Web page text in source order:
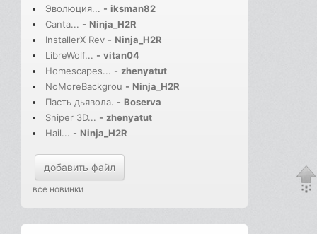
Эволюция... - iksman82
Canta... - Ninja_H2R
InstallerX Rev - Ninja_H2R
LibreWolf... - vitan04
Homescapes... - zhenyatut
NoMoreBackgrou - Ninja_H2R
Пасть дьявола. - Boserva
Sniper 3D... - zhenyatut
Hail... - Ninja_H2R
добавить файл
все новинки